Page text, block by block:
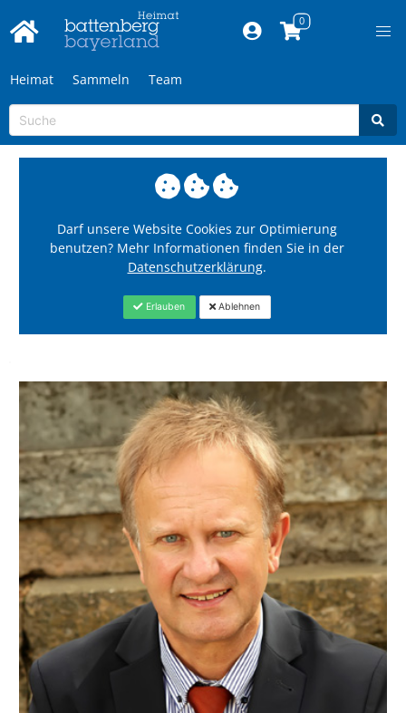
Heimat Sammeln Team
Darf unsere Website Cookies zur Optimierung
benutzen? Mehr Informationen finden Sie in der
Datenschutzerklärung.
Erlauben Ablehnen